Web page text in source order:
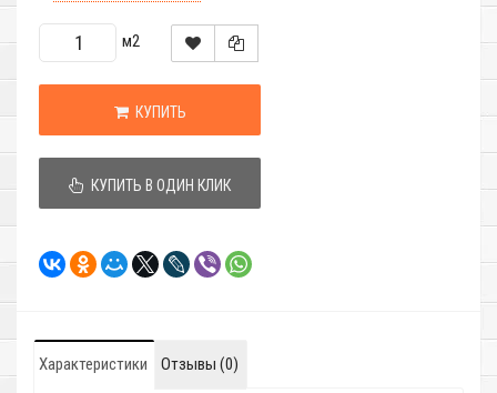
м2
КУПИТЬ
КУПИТЬ В ОДИН КЛИК
Характеристики Отзывы (0)